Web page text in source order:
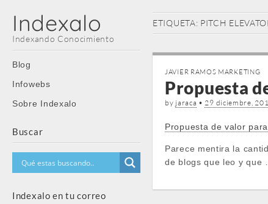
Indexalo
Indexando Conocimiento
Main
menu
Skip
content
Blog
Infowebs
Sobre Indexalo
Buscar
Indexalo en tu correo
ETIQUETA: PITCH
JAVIER RAMOS MARKETING
Propuesta
by jaraca • 29 diciembre,
Propuesta de valor
Parece mentira la
de blogs que leo y que